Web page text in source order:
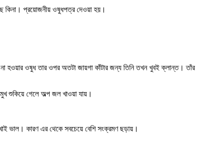
কিনা। প্রয়োজনীয় ওষুধপত্র দেওয়া হয়।
হওয়ার ওষুধ তার ওপর অতটা জায়গা কাঁটার জন্য তিনি তখন খুবই ক্লান্ত। তাঁর
শুকিয়ে গেলে অল্প জল খাওয়া যায়।
ভাল। কারণ এর থেকে সবচেয়ে বেশি সংক্রমণ ছড়ায়।